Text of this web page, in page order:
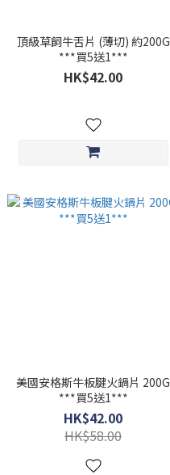
頂級草飼牛舌片 (薄切) 約200G
***買5送1***
HK$42.00
美國安格斯牛板腱火鍋片 200G
***買5送1***
HK$42.00
HK$58.00